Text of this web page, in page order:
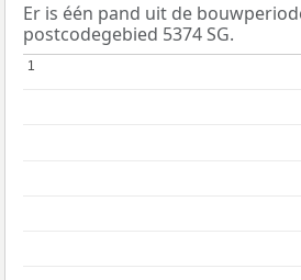
Er is één pand uit de
postcodegebied 5374 SG.
11